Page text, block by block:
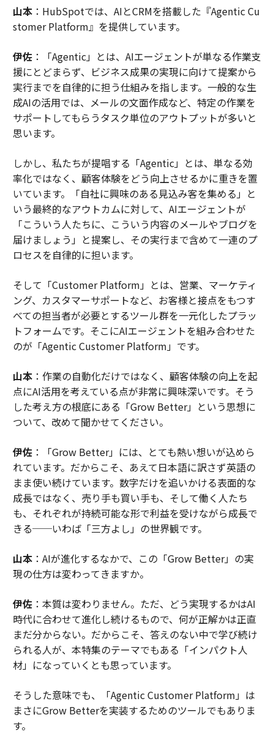
山本：HubSpotでは、AIとCRMを搭載した『Agentic Cu
stomer Platform』を提供しています。
伊佐：「Agentic」とは、AIエージェントが単なる作業支
援にとどまらず、ビジネス成果の実現に向けて提案から
実行までを自律的に担う仕組みを指します。一般的な生
成AIの活用では、メールの文面作成など、特定の作業を
サポートしてもらうタスク単位のアウトプットが多いと
思います。
しかし、私たちが提唱する「Agentic」とは、単なる効
率化ではなく、顧客体験をどう向上させるかに重きを置
いています。「自社に興味のある見込み客を集める」と
いう最終的なアウトカムに対して、AIエージェントが
「こういう人たちに、こういう内容のメールやブログを
届けましょう」と提案し、その実行まで含めて一連のプ
ロセスを自律的に担います。
そして「Customer Platform」とは、営業、マーケティ
ング、カスタマーサポートなど、お客様と接点をもつす
べての担当者が必要とするツール群を一元化したプラッ
トフォームです。そこにAIエージェントを組み合わせた
のが「Agentic Customer Platform」です。
山本：作業の自動化だけではなく、顧客体験の向上を起
点にAI活用を考えている点が非常に興味深いです。そう
した考え方の根底にある「Grow Better」という思想に
ついて、改めて聞かせてください。
伊佐：「Grow Better」には、とても熱い想いが込めら
れています。だからこそ、あえて日本語に訳さず英語の
まま使い続けています。数字だけを追いかける表面的な
成長ではなく、売り手も買い手も、そして働く人たち
も、それぞれが持続可能な形で利益を受けながら成長で
きる──いわば「三方よし」の世界観です。
山本：AIが進化するなかで、この「Grow Better」の実
現の仕方は変わってきますか。
伊佐：本質は変わりません。ただ、どう実現するかはAI
時代に合わせて進化し続けるもので、何が正解かは正直
まだ分からない。だからこそ、答えのない中で学び続け
られる人が、本特集のテーマでもある「インパクト人
材」になっていくとも思っています。
そうした意味でも、「Agentic Customer Platform」は
まさにGrow Betterを実装するためのツールでもありま
す。